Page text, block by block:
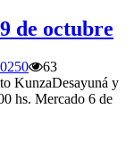
de octubre
0
63
KunzaDesayuná y
hs. Mercado 6 de